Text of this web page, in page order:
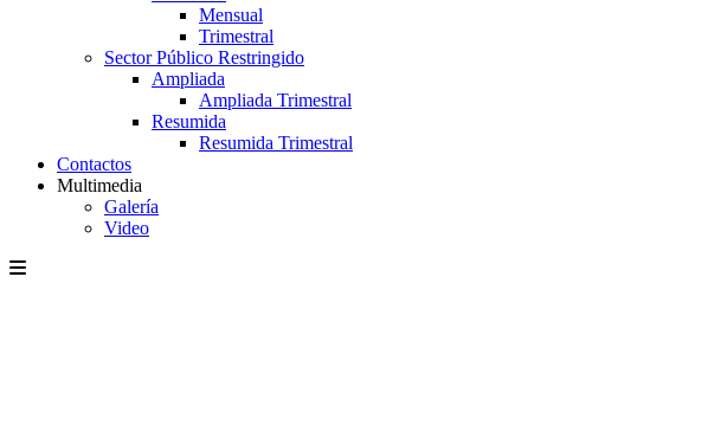
Mensual
Trimestral
Sector Público Restringido
Ampliada
Ampliada Trimestral
Resumida
Resumida Trimestral
Contactos
Multimedia
Galería
Video